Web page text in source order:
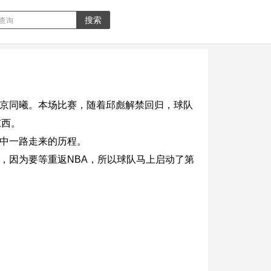
同曦。本场比赛，随着邱彪解禁回归，球队
。
一路走来的历程。
因为要等重返NBA，所以球队马上启动了第